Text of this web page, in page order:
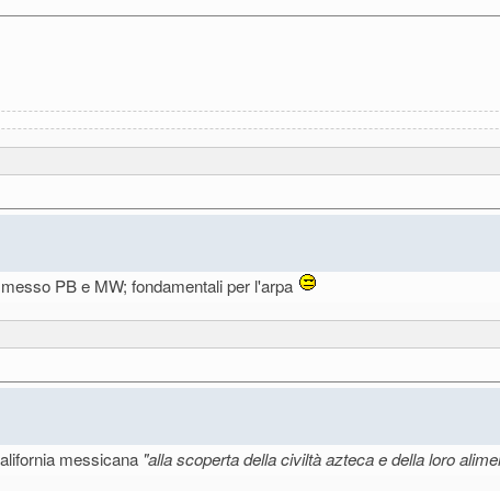
PB e MW; fondamentali per l'arpa
messicana "alla scoperta della civiltà azteca e della loro